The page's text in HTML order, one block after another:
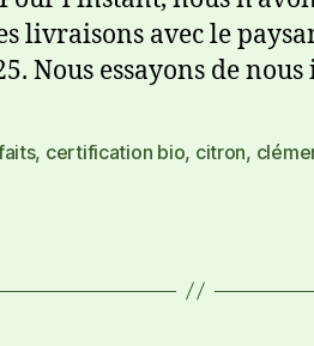
livraisons avec le
Nous essayons de
, certification bio, citron,